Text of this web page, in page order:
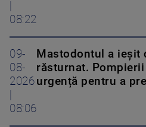
08:22
09-
08-
2026
08:06
Mastodontul a ieșit
răsturnat.
urgență pentru a